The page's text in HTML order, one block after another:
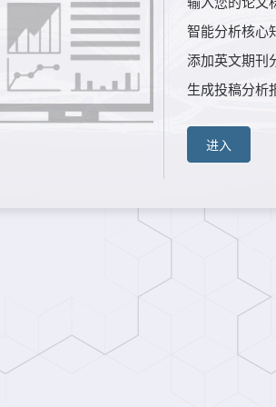
智能分析核心
添加英文期刊
生成投稿分析
进入